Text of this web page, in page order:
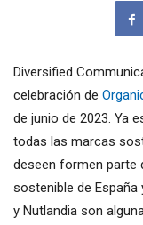
Diversified
celebración de
de junio de 2023. Ya
todas las marcas
deseen formen parte
sostenible de España
y Nutlandia son